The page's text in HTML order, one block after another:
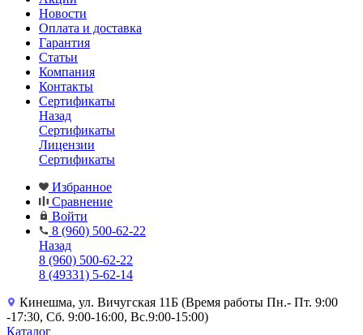
Новости
Оплата и доставка
Гарантия
Статьи
Компания
Контакты
Сертификаты
Назад
Сертификаты
Лицензии
Сертификаты
Избранное
Сравнение
Войти
8 (960) 500-62-22
Назад
8 (960) 500-62-22
8 (49331) 5-62-14
Кинешма, ул. Вичугская 11Б (Время работы Пн.- Пт. 9:00
-17:30, Сб. 9:00-16:00, Вс.9:00-15:00)
Каталог